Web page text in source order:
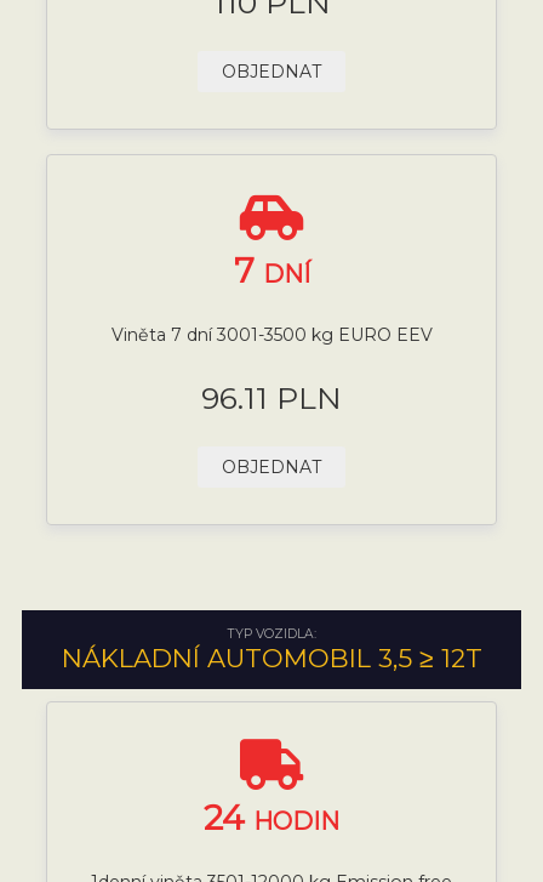
OBJEDNAT
7 DNÍ
Viněta 7 dní 3001-3500 kg EURO EEV
96.11 PLN
OBJEDNAT
TYP VOZIDLA:
NÁKLADNÍ AUTOMOBIL 3,5 ≥ 12T
24 HODIN